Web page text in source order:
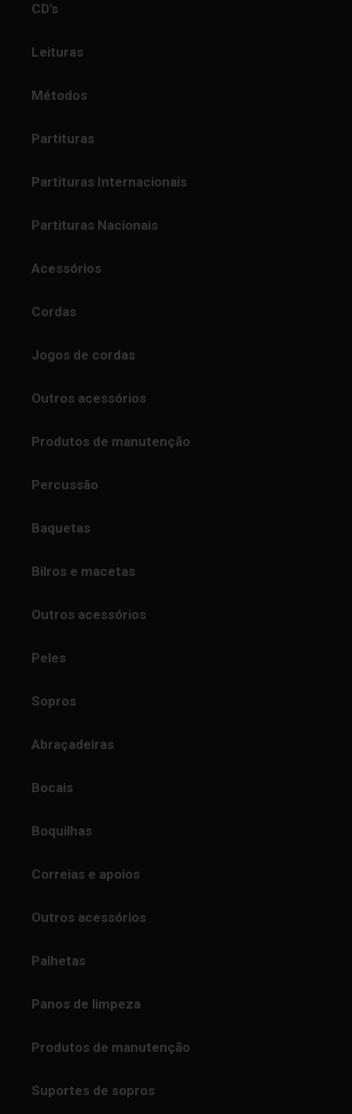
CD's
Leituras
Métodos
Partituras
Partituras Internacionais
Partituras Nacionais
Acessórios
Cordas
Jogos de cordas
Outros acessórios
Produtos de manutenção
Percussão
Baquetas
Bilros e macetas
Outros acessórios
Peles
Sopros
Abraçadeiras
Bocais
Boquilhas
Correias e apoios
Outros acessórios
Palhetas
Panos de limpeza
Produtos de manutenção
Suportes de sopros